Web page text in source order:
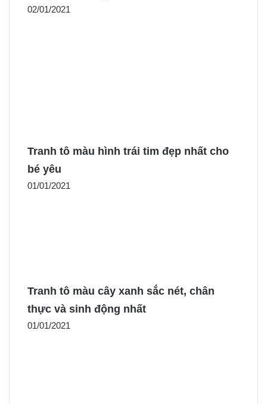
02/01/2021
Tranh tô màu hình trái tim đẹp nhất cho
bé yêu
01/01/2021
Tranh tô màu cây xanh sắc nét, chân
thực và sinh động nhất
01/01/2021